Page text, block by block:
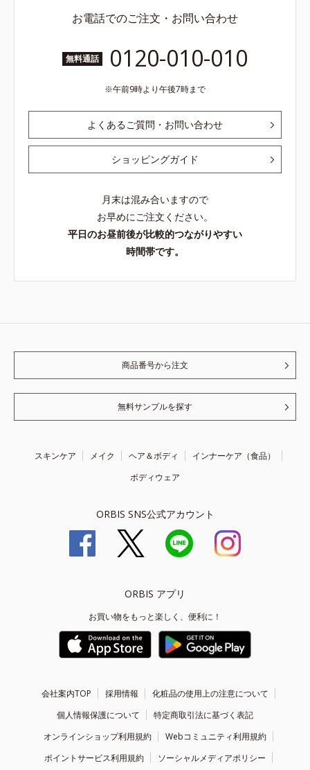
お電話でのご注文・お問い合わせ
無料通話 0120-010-010
午前9時より午後7時まで
よくあるご質問・お問い合わせ
ショッピングガイド
月末は混み合いますので
お早めにご注文ください。
平日のお昼前後が比較的つながりやすい
時間帯です。
商品番号から注文
無料サンプルを探す
スキンケア メイク ヘア＆ボディ
インナーケア（食品）
ボディウェア
ORBIS SNS公式アカウント
ORBIS アプリ
お買い物をもっと楽しく、便利に！
会社案内TOP 採用情報
化粧品の使用上の注意について
個人情報保護について
特定商取引法に基づく表記
オンラインショップ利用規約
Webコミュニティ利用規約
ポイントサービス利用規約
ソーシャルメディアポリシー